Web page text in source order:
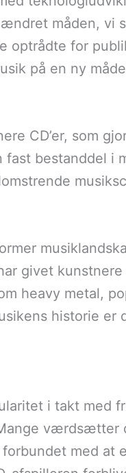
måden, vi
for
på en ny
CD’er, som
bestanddel
givet
heavy metal,
historie
i takt med
værdsætter
med at